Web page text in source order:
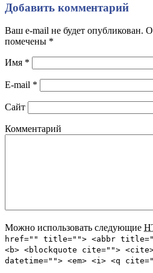
Добавить комментарий
Ваш e-mail не будет опубликован.
помечены *
Имя *
E-mail *
Сайт
Комментарий
Можно использовать следующие
href="" title=""> <abbr
<b> <blockquote cite="">
datetime=""> <em> <i> <q